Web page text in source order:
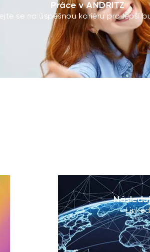
Práce v ANDRITZ
se na úspěšnou kariéru pro lepší